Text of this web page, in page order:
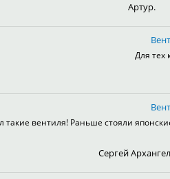
Артур.
Для тех
такие вентиля! Раньше стояли
Сергей